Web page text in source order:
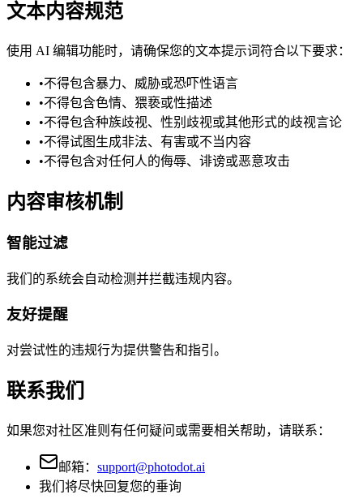
文本内容规范
使用 AI 编辑功能时，请确保您的文本提示词符合以下要求：
•不得包含暴力、威胁或恐吓性语言
•不得包含色情、猥亵或性描述
•不得包含种族歧视、性别歧视或其他形式的歧视言论
•不得试图生成非法、有害或不当内容
•不得包含对任何人的侮辱、诽谤或恶意攻击
内容审核机制
智能过滤
我们的系统会自动检测并拦截违规内容。
友好提醒
对尝试性的违规行为提供警告和指引。
联系我们
如果您对社区准则有任何疑问或需要相关帮助，请联系：
邮箱： support@photodot.ai
我们将尽快回复您的垂询